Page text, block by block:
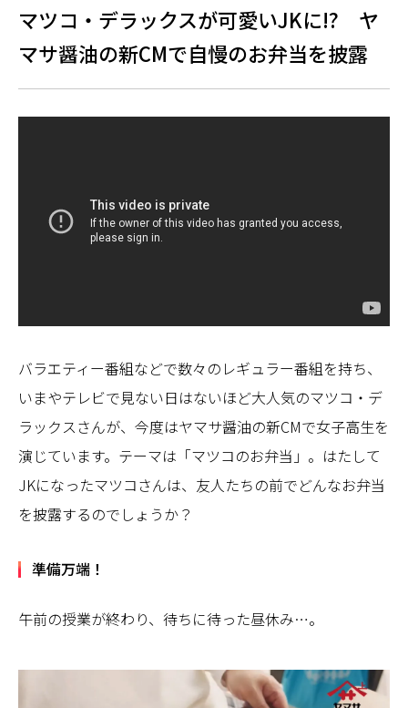
マツコ・デラックスが可愛いJKに!? ヤ
マサ醤油の新CMで自慢のお弁当を披露
バラエティー番組などで数々のレギュラー番組を持ち、
いまやテレビで見ない日はないほど大人気のマツコ・デ
ラックスさんが、今度はヤマサ醤油の新CMで女子高生を
演じています。テーマは「マツコのお弁当」。はたして
JKになったマツコさんは、友人たちの前でどんなお弁当
を披露するのでしょうか？
準備万端！
午前の授業が終わり、待ちに待った昼休み…。